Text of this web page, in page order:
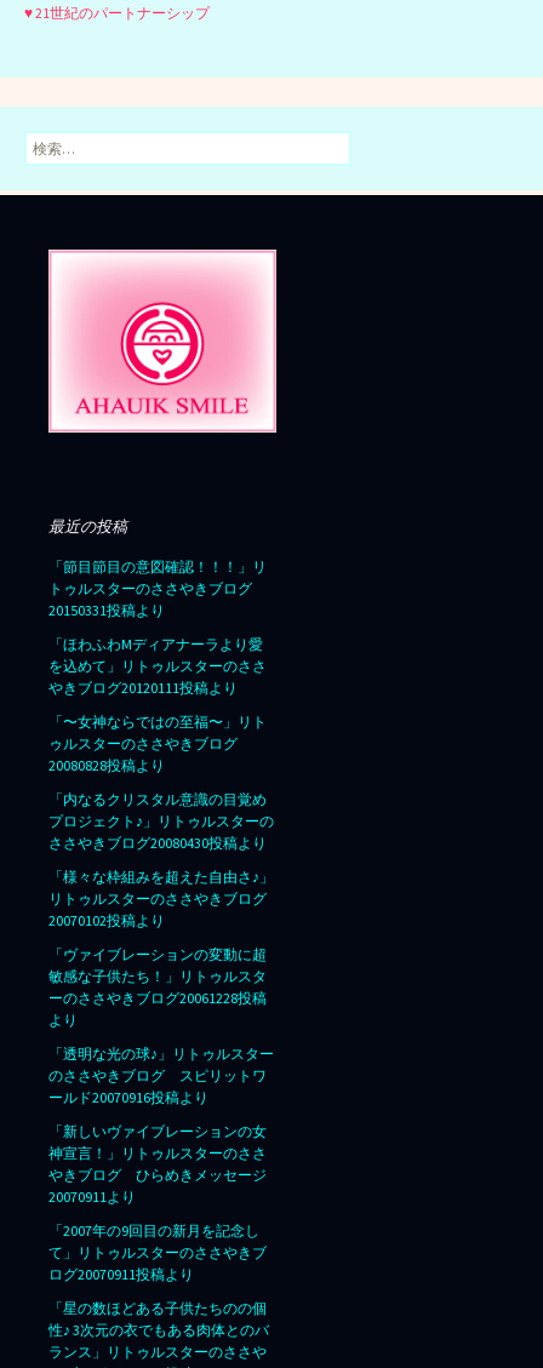
♥ 21世紀のパートナーシップ
検
索:
最近の投稿
「節目節目の意図確認！！！」リ
トゥルスターのささやきブログ
20150331投稿より
「ほわふわMディアナーラより愛
を込めて」リトゥルスターのささ
やきブログ20120111投稿より
「〜女神ならではの至福〜」リト
ゥルスターのささやきブログ
20080828投稿より
「内なるクリスタル意識の目覚め
プロジェクト♪」リトゥルスターの
ささやきブログ20080430投稿より
「様々な枠組みを超えた自由さ♪」
リトゥルスターのささやきブログ
20070102投稿より
「ヴァイブレーションの変動に超
敏感な子供たち！」リトゥルスタ
ーのささやきブログ20061228投稿
より
「透明な光の球♪」リトゥルスター
のささやきブログ スピリットワ
ールド20070916投稿より
「新しいヴァイブレーションの女
神宣言！」リトゥルスターのささ
やきブログ ひらめきメッセージ
20070911より
「2007年の9回目の新月を記念し
て」リトゥルスターのささやきブ
ログ20070911投稿より
「星の数ほどある子供たちのの個
性♪ 3次元の衣でもある肉体とのバ
ランス」リトゥルスターのささや